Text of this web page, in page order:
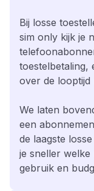
Bij losse
sim only kijk je
toestelbetaling,
over de looptijd
We laten
een
de laagste
je sneller welke
gebruik en